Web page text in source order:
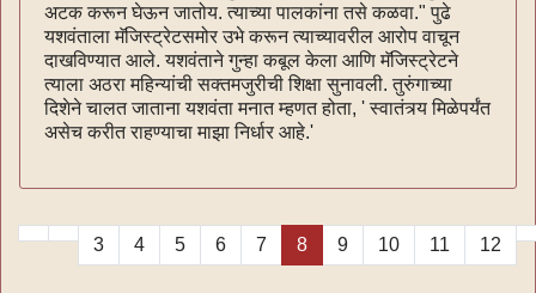
अटक करून घेऊन जातोय. त्याच्या पालकांना तसे कळवा." पुढे
यशवंताला मॅजिस्ट्रेटसमोर उभे करून त्याच्यावरील आरोप वाचून
दाखविण्यात आले. यशवंताने गुन्हा कबूल केला आणि मॅजिस्ट्रेटने
त्याला अठरा महिन्यांची सक्तमजुरीची शिक्षा सुनावली. तुरुंगाच्या
दिशेने चालत जाताना यशवंता मनात म्हणत होता, ' स्वातंत्र्य मिळेपर्यंत
असेच करीत राहण्याचा माझा निर्धार आहे.'
3 4 5 6 7 8 9 10 11 12